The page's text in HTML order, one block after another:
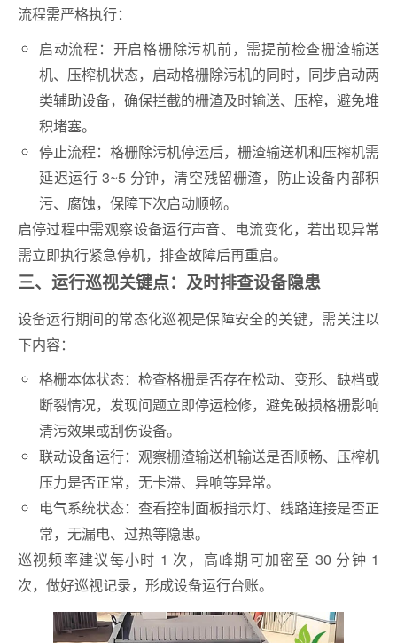
流程需严格执行：
启动流程：开启格栅除污机前，需提前检查栅渣输送
机、压榨机状态，启动格栅除污机的同时，同步启动两
类辅助设备，确保拦截的栅渣及时输送、压榨，避免堆
积堵塞。
停止流程：格栅除污机停运后，栅渣输送机和压榨机需
延迟运行 3~5 分钟，清空残留栅渣，防止设备内部积
污、腐蚀，保障下次启动顺畅。
启停过程中需观察设备运行声音、电流变化，若出现异常
需立即执行紧急停机，排查故障后再重启。
三、运行巡视关键点：及时排查设备隐患
设备运行期间的常态化巡视是保障安全的关键，需关注以
下内容：
格栅本体状态：检查格栅是否存在松动、变形、缺档或
断裂情况，发现问题立即停运检修，避免破损格栅影响
清污效果或刮伤设备。
联动设备运行：观察栅渣输送机输送是否顺畅、压榨机
压力是否正常，无卡滞、异响等异常。
电气系统状态：查看控制面板指示灯、线路连接是否正
常，无漏电、过热等隐患。
巡视频率建议每小时 1 次，高峰期可加密至 30 分钟 1
次，做好巡视记录，形成设备运行台账。